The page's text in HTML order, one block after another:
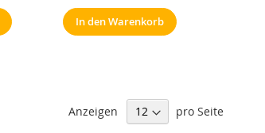
In den Warenkorb
Anzeigen pro Seite